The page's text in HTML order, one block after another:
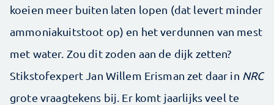
koeien meer buiten laten lopen (dat levert minder
ammoniakuitstoot op) en het verdunnen van mest
met water. Zou dit zoden aan de dijk zetten?
Stikstofexpert Jan Willem Erisman zet daar in NRC
grote vraagtekens bij. Er komt jaarlijks veel te